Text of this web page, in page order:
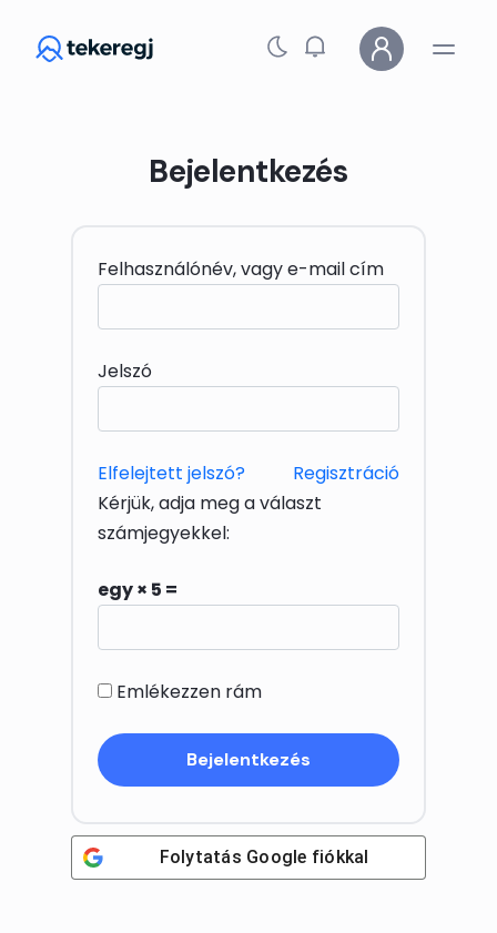
Bejelentkezés
Felhasználónév, vagy e-mail cím
Jelszó
Elfelejtett jelszó?
Regisztráció
Kérjük, adja meg a választ
számjegyekkel:
egy × 5 =
Emlékezzen rám
Folytatás Google fiókkal